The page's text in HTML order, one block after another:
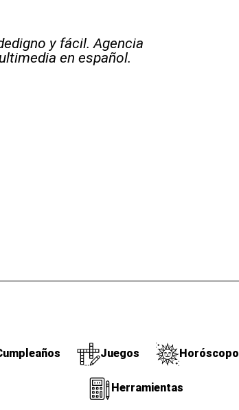
y fácil. Agencia
en español.
Juegos Horóscopo
Herramientas